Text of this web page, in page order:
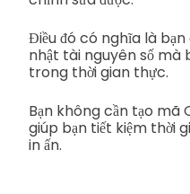
Điều đó có nghĩa là
nhật tài nguyên số mà
trong thời gian thực.
Bạn không cần tạo mã
giúp bạn tiết kiệm thời
in ấn.